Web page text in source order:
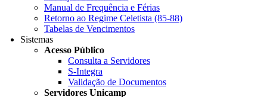
Manual de Frequência e Férias
Retorno ao Regime Celetista (85-88)
Tabelas de Vencimentos
Sistemas
Acesso Público
Consulta a Servidores
S-Integra
Validação de Documentos
Servidores Unicamp